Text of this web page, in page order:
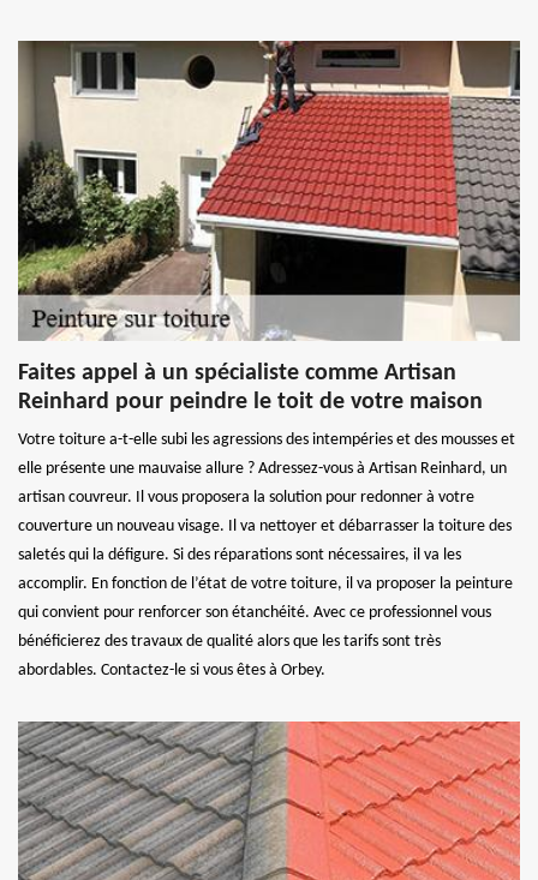
Faites appel à un spécialiste comme Artisan
Reinhard pour peindre le toit de votre maison
Votre toiture a-t-elle subi les agressions des intempéries et des mousses et
elle présente une mauvaise allure ? Adressez-vous à Artisan Reinhard, un
artisan couvreur. Il vous proposera la solution pour redonner à votre
couverture un nouveau visage. Il va nettoyer et débarrasser la toiture des
saletés qui la défigure. Si des réparations sont nécessaires, il va les
accomplir. En fonction de l’état de votre toiture, il va proposer la peinture
qui convient pour renforcer son étanchéité. Avec ce professionnel vous
bénéficierez des travaux de qualité alors que les tarifs sont très
abordables. Contactez-le si vous êtes à Orbey.